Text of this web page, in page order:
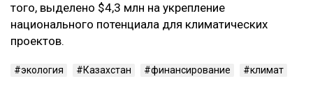
того, выделено $4,3 млн на укрепление
национального потенциала для климатических
проектов.
экология Казахстан финансирование климат